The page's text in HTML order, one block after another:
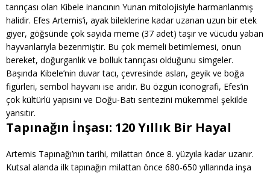
tanrıçası olan Kibele inancının Yunan mitolojisiyle harmanlanmış
halidir. Efes Artemis’i, ayak bileklerine kadar uzanan uzun bir etek
giyer, göğsünde çok sayıda meme (37 adet) taşır ve vücudu yaban
hayvanlarıyla bezenmiştir. Bu çok memeli betimlemesi, onun
bereket, doğurganlık ve bolluk tanrıçası olduğunu simgeler.
Başında Kibele’nin duvar tacı, çevresinde aslan, geyik ve boğa
figürleri, sembol hayvanı ise arıdır. Bu özgün iconografi, Efes’in
çok kültürlü yapısını ve Doğu-Batı sentezini mükemmel şekilde
yansıtır.
Tapınağın İnşası: 120 Yıllık Bir Hayal
Artemis Tapınağı’nın tarihi, milattan önce 8. yüzyıla kadar uzanır.
Kutsal alanda ilk tapınağın milattan önce 680-650 yıllarında inşa